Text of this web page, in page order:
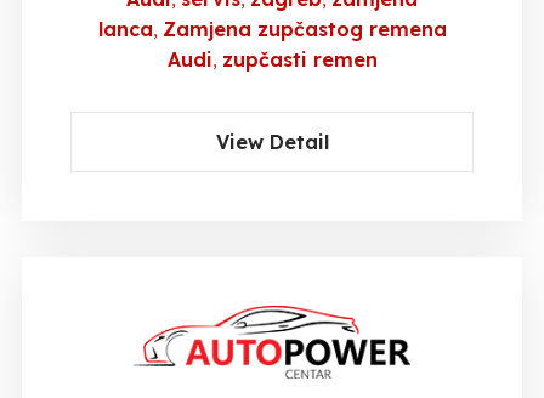
lanca Zamjena zupčastog remena
Audi zupčasti remen
View Detail